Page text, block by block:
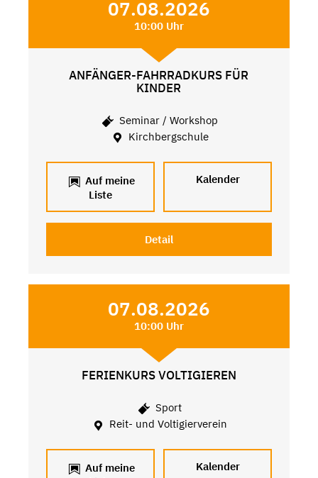
07.08.2026
10:00 Uhr
ANFÄNGER-FAHRRADKURS FÜR
KINDER
Seminar / Workshop
Kirchbergschule
Auf meine
Liste
Kalender
Detail
07.08.2026
10:00 Uhr
FERIENKURS VOLTIGIEREN
Sport
Reit- und Voltigierverein
Auf meine
Kalender